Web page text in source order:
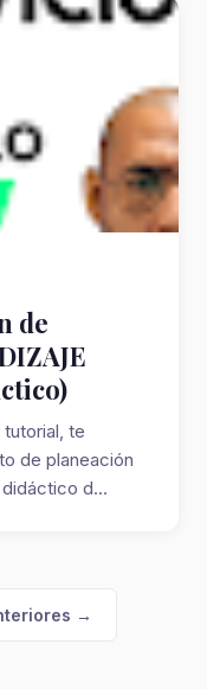
de
te
de planeación
d...
→